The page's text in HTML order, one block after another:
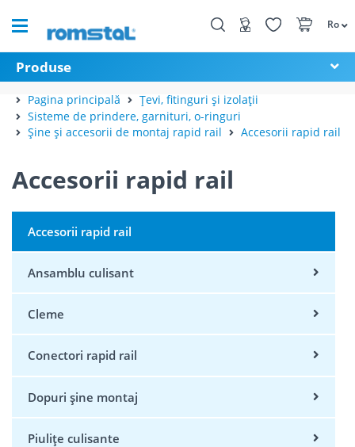
Ro
Produse
Pagina principală
Țevi, fitinguri și izolații
Sisteme de prindere, garnituri, o-ringuri
Șine și accesorii de montaj rapid rail
Accesorii rapid rail
Accesorii rapid rail
Accesorii rapid rail
Ansamblu culisant
Cleme
Conectori rapid rail
Dopuri șine montaj
Piulițe culisante